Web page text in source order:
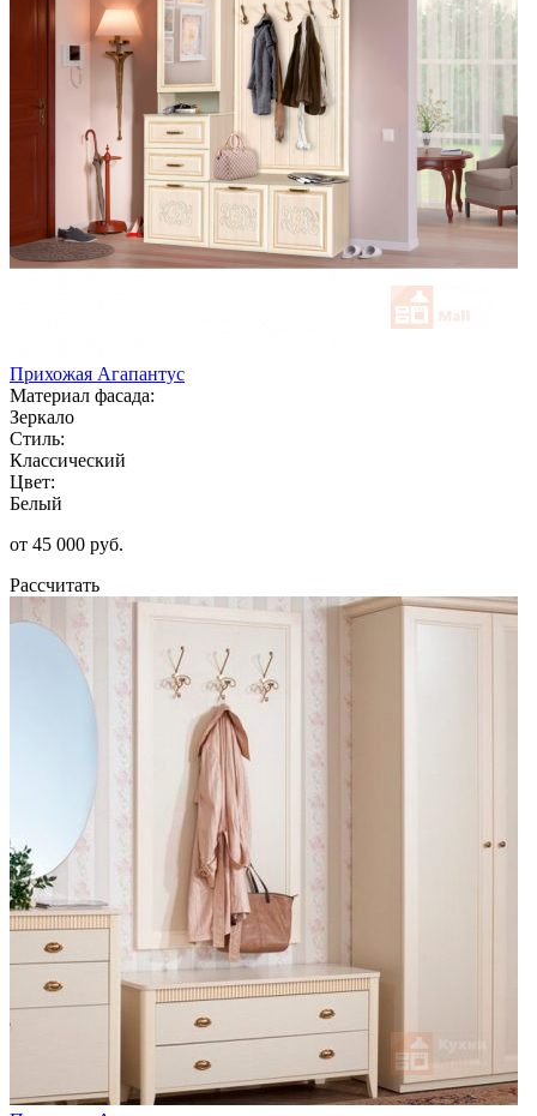
Прихожая Агапантус
Материал фасада:
Зеркало
Стиль:
Классический
Цвет:
Белый
от 45 000 руб.
Рассчитать